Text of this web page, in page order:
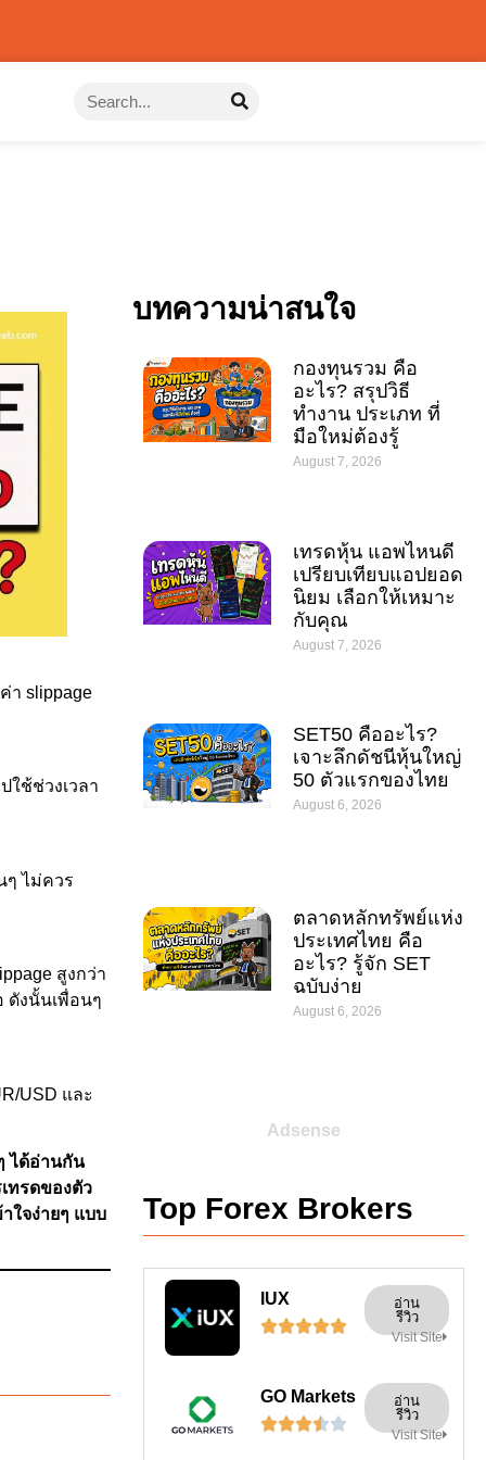
า slippage
ใช้ช่วงเวลา
ๆ ไม่ควร
สูงกว่า
ดังนั้นเพื่อนๆ
USD และ
ได้อ่านกัน
ทรดของตัว
ใจง่ายๆ แบบ
บทความน่าสนใจ
กองทุนรวม คือ
อะไร? สรุปวิธี
ทำงาน ประเภท ที่
มือใหม่ต้องรู้
August 7, 2026
เทรดหุ้น แอพไหนดี
เปรียบเทียบแอปยอด
นิยม เลือกให้เหมาะ
กับคุณ
August 7, 2026
SET50 คืออะไร?
เจาะลึกดัชนีหุ้นใหญ่
50 ตัวแรกของไทย
August 6, 2026
ตลาดหลักทรัพย์แห่ง
ประเทศไทย คือ
อะไร? รู้จัก SET
ฉบับง่าย
August 6, 2026
Adsense
Top Forex Brokers
IUX

อ่าน
รีวิว
Visit Site
GO Markets

อ่าน
รีวิว
Visit Site